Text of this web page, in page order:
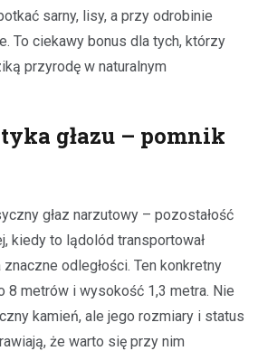
sarny, lisy, a przy odrobinie
To ciekawy bonus dla tych, którzy
przyrodę w naturalnym
głazu – pomnik
głaz narzutowy – pozostałość
kiedy to lądolód transportował
odległości. Ten konkretny
8 metrów i wysokość 1,3 metra. Nie
kamień, ale jego rozmiary i status
że warto się przy nim